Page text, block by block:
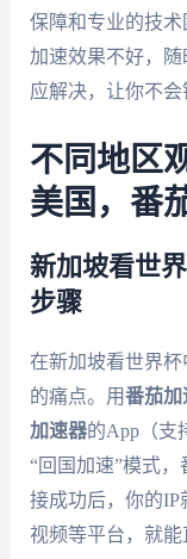
保障和专业的技
加速效果不好，
应解决，让你不会
不同地区
美国，番
新加坡看世
步骤
在新加坡看世界
的痛点。用番茄加
加速器的App（支
“回国加速”模式
接成功后，你的IP
视频等平台，就